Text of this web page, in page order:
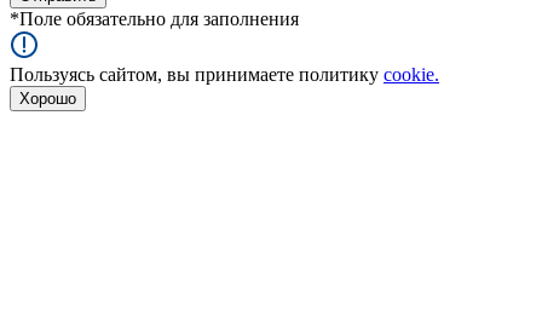
*Поле обязательно для заполнения
Пользуясь сайтом, вы принимаете политику cookie.
Хорошо